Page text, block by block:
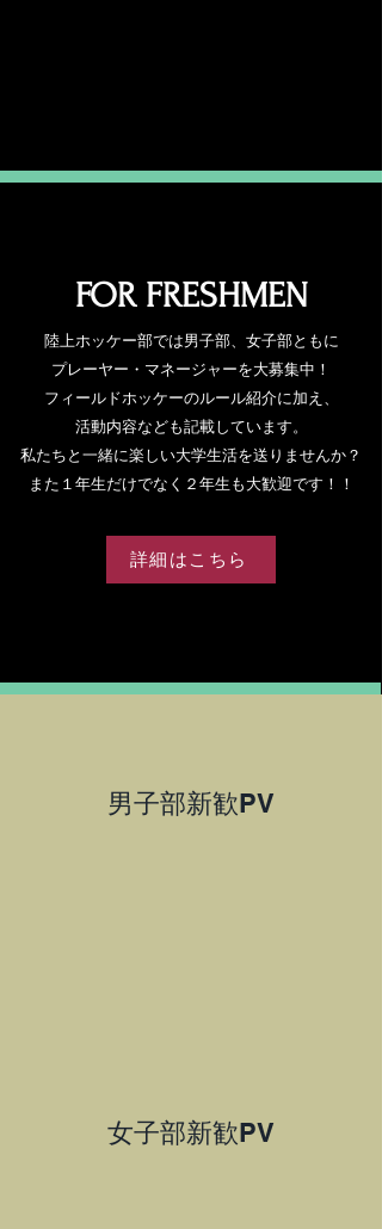
FOR FRESHMEN
陸上ホッケー部では男子部、女子部ともに
プレーヤー・マネージャーを大募集中！
フィールドホッケーのルール紹介に加え、
活動内容なども記載しています。
私たちと一緒に楽しい大学生活を送りませんか？
​また１年生だけでなく２年生も大歓迎です！！
詳細はこちら
​男子部新歓PV
​女子部新歓PV